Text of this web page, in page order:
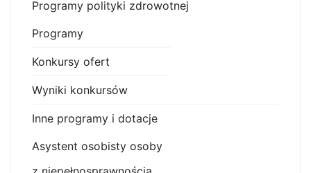
Programy polityki zdrowotnej
Programy
Konkursy ofert
Wyniki konkursów
Inne programy i dotacje
Asystent osobisty osoby